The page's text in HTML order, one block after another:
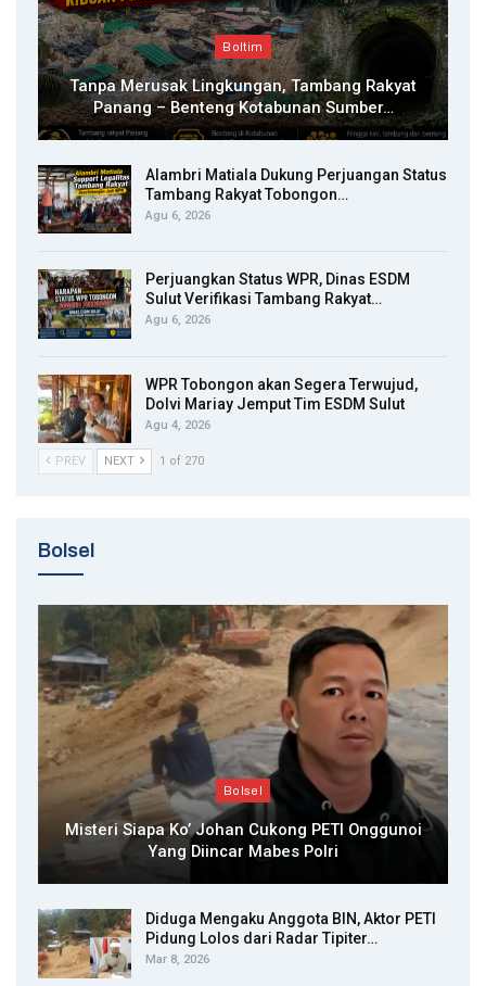
Boltim
Tanpa Merusak Lingkungan, Tambang Rakyat
Panang – Benteng Kotabunan Sumber…
Alambri Matiala Dukung Perjuangan Status
Tambang Rakyat Tobongon…
Agu 6, 2026
Perjuangkan Status WPR, Dinas ESDM
Sulut Verifikasi Tambang Rakyat…
Agu 6, 2026
WPR Tobongon akan Segera Terwujud,
Dolvi Mariay Jemput Tim ESDM Sulut
Agu 4, 2026
PREV NEXT 1 of 270
Bolsel
Bolsel
Misteri Siapa Ko’ Johan Cukong PETI Onggunoi
Yang Diincar Mabes Polri
Diduga Mengaku Anggota BIN, Aktor PETI
Pidung Lolos dari Radar Tipiter…
Mar 8, 2026